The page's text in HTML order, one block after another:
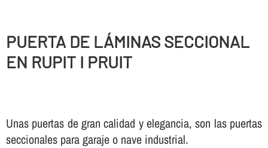
PUERTA DE LÁMINAS SECCIONAL
EN RUPIT I PRUIT
Unas puertas de gran calidad y elegancia, son las puertas
seccionales para garaje o nave industrial.